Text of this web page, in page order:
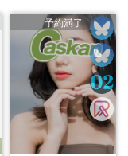
予約満了